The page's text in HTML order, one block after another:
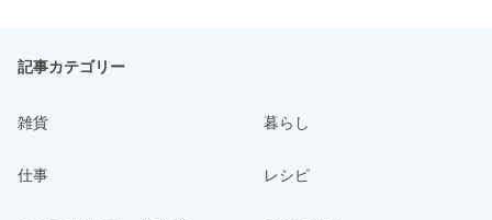
記事カテゴリー
雑貨 暮らし
仕事 レシピ